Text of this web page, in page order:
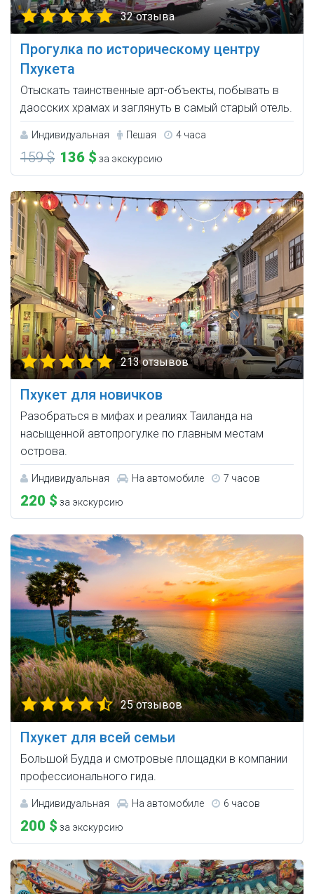
32 отзыва
Прогулка по историческому центру
Пхукета
Отыскать таинственные арт-объекты, побывать в
даосских храмах и заглянуть в самый старый отель.
Индивидуальная Пешая 4 часа
159 $ 136 $ за экскурсию
213 отзывов
Пхукет для новичков
Разобраться в мифах и реалиях Таиланда на
насыщенной автопрогулке по главным местам
острова.
Индивидуальная На автомобиле 7 часов
220 $ за экскурсию
25 отзывов
Пхукет для всей семьи
Большой Будда и смотровые площадки в компании
профессионального гида.
Индивидуальная На автомобиле 6 часов
200 $ за экскурсию